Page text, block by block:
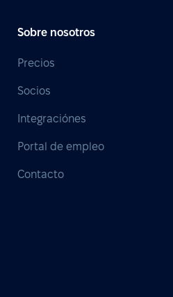
Sobre nosotros
Precios
Socios
Integraciónes
Portal de empleo
Contacto